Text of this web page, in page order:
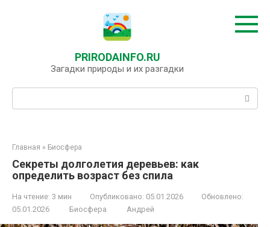
PRIRODAINFO.RU
Загадки природы и их разгадки
Поиск:
Главная » Биосфера
Секреты долголетия деревьев: как
определить возраст без спила
На чтение: 3 мин Опубликовано: 05.01.2026
Обновлено:
05.01.2026
Биосфера Андрей